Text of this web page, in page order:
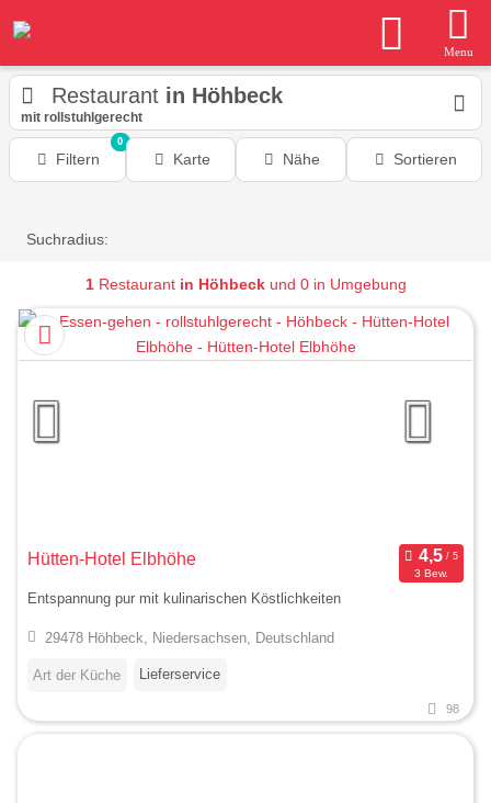
Menu
Restaurant in Höhbeck
mit rollstuhlgerecht
Filtern
0
Karte Nähe Sortieren
Suchradius:
1Restaurant in Höhbeckund 0 in Umgebung
Hütten-Hotel Elbhöhe
3 Bew.
Entspannung pur mit kulinarischen Köstlichkeiten
29478 Höhbeck, Niedersachsen, Deutschland
Art der Küche Lieferservice
98